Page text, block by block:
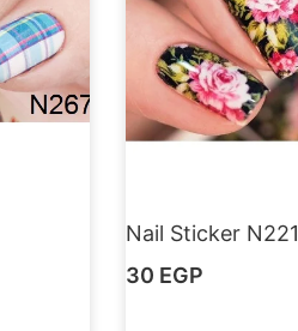
Nail Sticker N221
30 EGP